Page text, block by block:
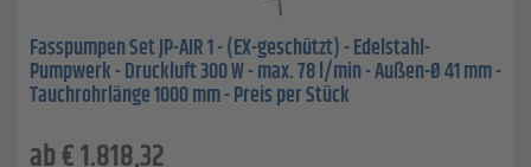
Fasspumpen Set JP-AIR 1 - (EX-​geschützt) - Edelstahl-
Pumpwerk - Druckluft 300 W - max. 78 l/min - Außen-Ø 41 mm -
Tauchrohrlänge 1000 mm - Preis per Stück
ab€1.818,32